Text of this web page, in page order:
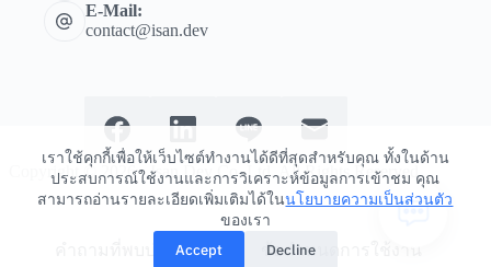
เราใช้คุกกี้เพื่อให้เว็บไซต์ทำงานได้ดีที่สุดสำหรับคุณ ทั้งในด้าน
ประสบการณ์ใช้งานและการวิเคราะห์ข้อมูลการเข้าชม คุณ
สามารถอ่านรายละเอียดเพิ่มเติมได้ในนโยบายความเป็นส่วนตัว
ของเรา
Accept Decline
E-Mail:
contact@isan.dev
Copyright © 2026 - Isan Dev Co, Ltd. All Rights Reserved.
คำถามที่พบบ่อย (FAQs) ข้อกำหนดการใช้งาน